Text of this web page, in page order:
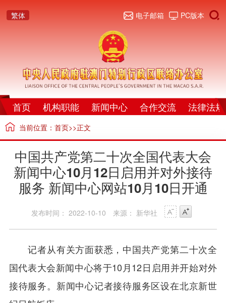
繁体 PC版本
电子邮箱
首页 机构职能 新闻中心 合作交流 法律法规
当前位置： 首页>>正文
中国共产党第二十次全国代表大会
新闻中心10月12日启用并对外接待
服务 新闻中心网站10月10日开通
发布时间： 2022-10-10 来源： 新华社
记者从有关方面获悉，中国共产党第二十次全
国代表大会新闻中心将于10月12日启用并开始对外
接待服务。新闻中心记者接待服务区设在北京新世